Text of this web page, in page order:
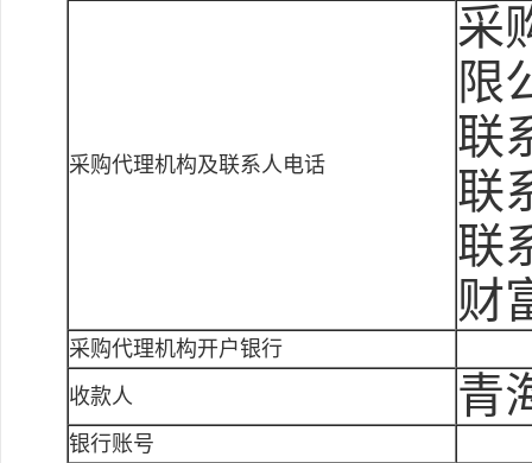
采购代理机构及联系人电话
采
限
联
联
联
财
采购代理机构开户银行
收款人
青
银行账号